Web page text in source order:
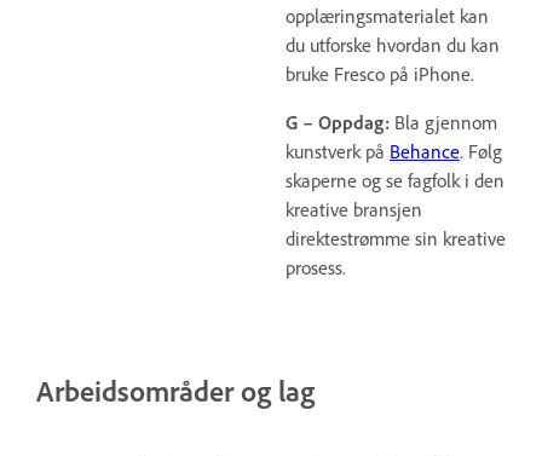
opplæringsmaterialet kan
du utforske hvordan du kan
bruke Fresco på iPhone.
G – Oppdag: Bla gjennom
kunstverk på Behance. Følg
skaperne og se fagfolk i den
kreative bransjen
direktestrømme sin kreative
prosess.
Arbeidsområder og lag